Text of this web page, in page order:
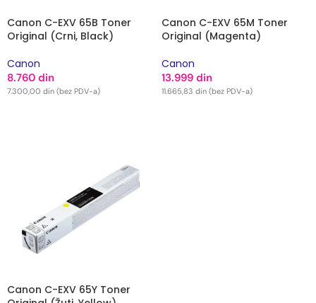
Canon C-EXV 65B Toner
Original (Crni, Black)
Canon
8.760 din
7.300,00 din (bez PDV-a)
Canon C-EXV 65M Toner
Original (Magenta)
Canon
13.999 din
11.665,83 din (bez PDV-a)
Canon C-EXV 65Y Toner